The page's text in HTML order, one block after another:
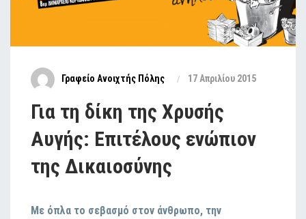
Γραφείο Ανοιχτής Πόλης 17 Απριλίου 2015
Για τη δίκη της Χρυσής
Αυγής: Επιτέλους ενώπιον
της Δικαιοσύνης
Με όπλα το σεβασμό στον άνθρωπο, την